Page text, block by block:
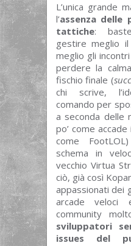
L’unica grande
l’assenza delle
tattiche:
gestire meglio
meglio gli
perdere la
fischio finale (
chi scrive,
comando per
a seconda delle
po’ come
come
schema in
vecchio Virtua
ciò, già così
appassionati dei
arcade veloci
community
sviluppatori
issues del